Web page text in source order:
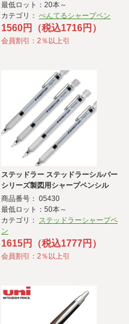
最低ロット：20本～
カテゴリ： ぺんてるシャープペン
1560円（税込1716円）
会員割引：2％以上引
ステッドラー ステッドラーシルバー
シリーズ製図用シャープペンシル
商品番号： 05430
最低ロット：50本～
カテゴリ： ステッドラーシャープペ
ン
1615円（税込1777円）
会員割引：2％以上引